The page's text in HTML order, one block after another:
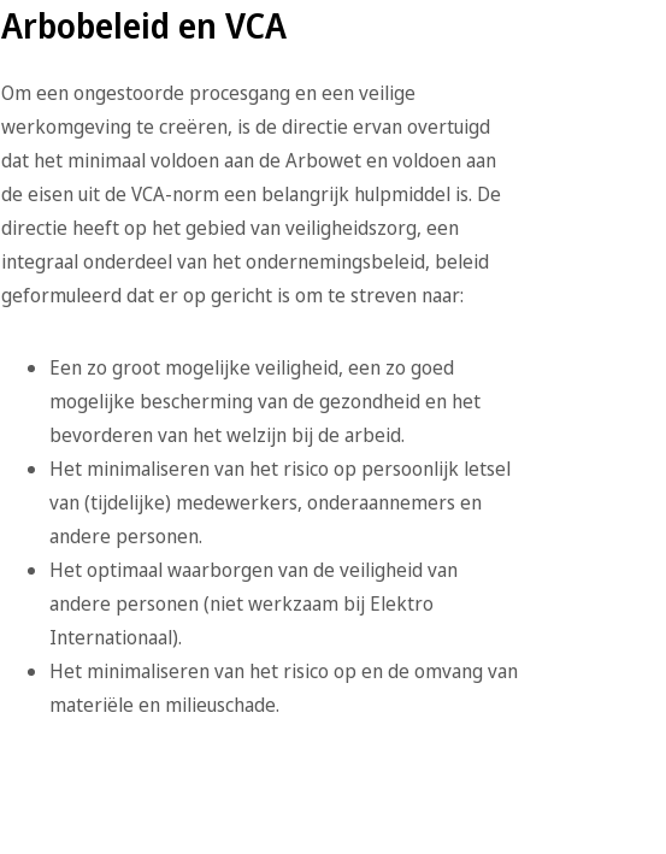
Arbobeleid en VCA
Om een ongestoorde procesgang en een veilige
werkomgeving te creëren, is de directie ervan overtuigd
dat het minimaal voldoen aan de Arbowet en voldoen aan
de eisen uit de VCA-norm een belangrijk hulpmiddel is. De
directie heeft op het gebied van veiligheidszorg, een
integraal onderdeel van het ondernemingsbeleid, beleid
geformuleerd dat er op gericht is om te streven naar:
Een zo groot mogelijke veiligheid, een zo goed
mogelijke bescherming van de gezondheid en het
bevorderen van het welzijn bij de arbeid.
Het minimaliseren van het risico op persoonlijk letsel
van (tijdelijke) medewerkers, onderaannemers en
andere personen.
Het optimaal waarborgen van de veiligheid van
andere personen (niet werkzaam bij Elektro
Internationaal).
Het minimaliseren van het risico op en de omvang van
materiële en milieuschade.